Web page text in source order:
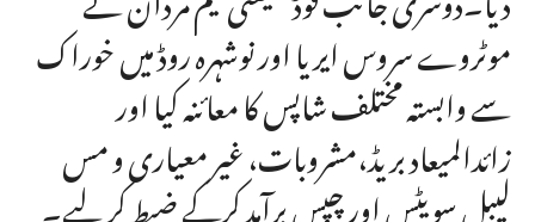
موٹروے سروس ایریا اور نوشہرہ روڈ میں خوراک
سے وابستہ مختلف شاپس کا معائنہ کیا اور
زائدالمیعاد بریڈ،مشروبات، غیر معیاری و مس
لیبل سویٹس اور چپس برآمد کرکے ضبط کر لیے۔